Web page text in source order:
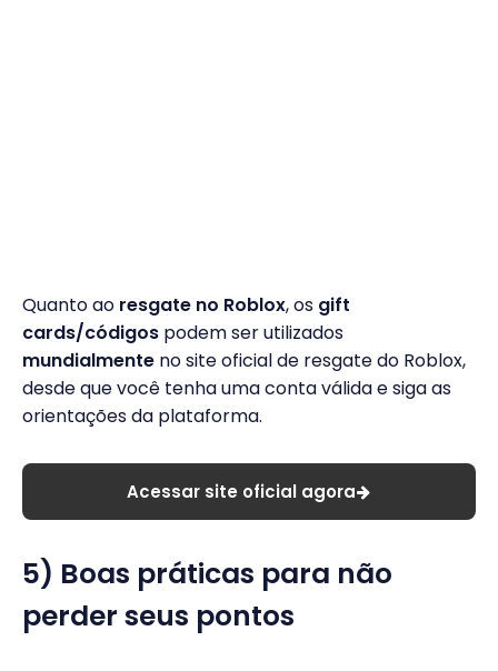
Quanto ao resgate no Roblox, os gift
cards/códigos podem ser utilizados
mundialmente no site oficial de resgate do Roblox,
desde que você tenha uma conta válida e siga as
orientações da plataforma.
Acessar site oficial agora
5) Boas práticas para não
perder seus pontos